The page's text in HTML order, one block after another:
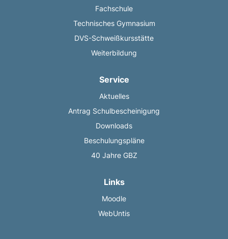
Fachschule
Technisches Gymnasium
DVS-Schweißkursstätte
Weiterbildung
Service
Aktuelles
Antrag Schulbescheinigung
Downloads
Beschulungspläne
40 Jahre GBZ
Links
Moodle
WebUntis